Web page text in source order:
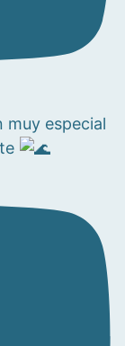
muy especial